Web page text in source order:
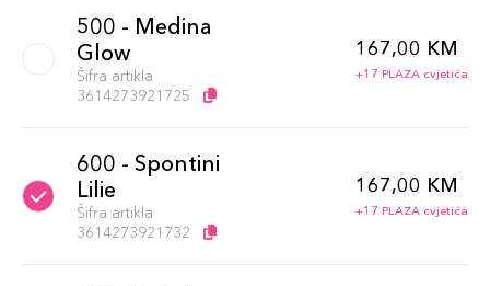
500 - Medina
Glow
Šifra artikla
3614273921725
167,00 KM
+17 PLAZA cvjetića
600 - Spontini
Lilie
Šifra artikla
3614273921732
167,00 KM
+17 PLAZA cvjetića